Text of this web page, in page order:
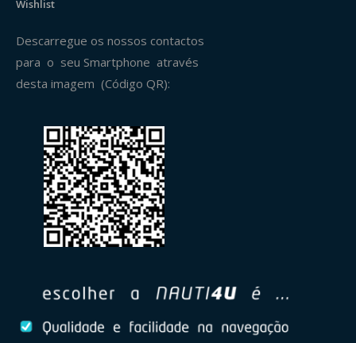
Wishlist
Descarregue os nossos contactos
para o seu Smartphone através
desta imagem (Código QR):